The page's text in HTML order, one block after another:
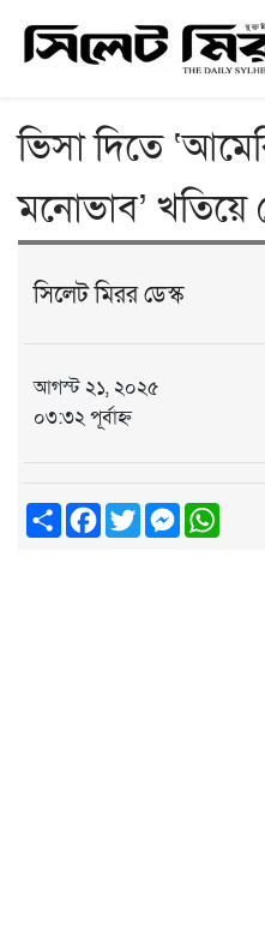
ভিসা দিতে
মনোভাব’ খতিয়ে
সিলেট মিরর ডেস্ক
আগস্ট ২১, ২০২৫
০৩:৩২ পূর্বাহ্ন
ShareFacebook
TwitterMessenger